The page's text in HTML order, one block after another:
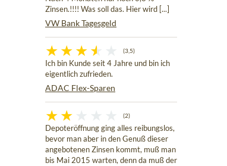
Zinsen.!!!! Was soll das. Hier wird [...]
VW Bank Tagesgeld
(3,5)
Ich bin Kunde seit 4 Jahre und bin ich
eigentlich zufrieden.
ADAC Flex-Sparen
(2)
Depoteröffnung ging alles reibungslos,
bevor man aber in den Genuß dieser
angebotenen Zinsen kommt, muß man
bis Mai 2015 warten, denn da muß der